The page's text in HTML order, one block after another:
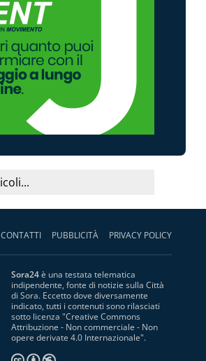
CONTATTI PUBBLICITÀ PRIVACY POLICY
Sora24è una testata telematica
indipendente, fonte di notizie sulla Città
di Sora. Eccetto dove diversamente
indicato, tutti i contenuti sono rilasciati
sotto licenza "Creative Commons
Attribuzione - Non commerciale - Non
opere derivate 4.0 Internazionale".